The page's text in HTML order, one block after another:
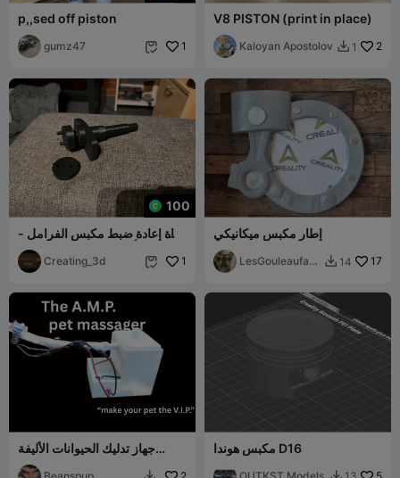
p,,sed off piston
gumz47  1
V8 PISTON (print in place)
Kaloyan Apostolov  1 2
100
أداة إعادة ضبط مكبس الفرامل -
أداة إعادة ضبط الفرامل
Creating_3d  1
إطار مكبس ميكانيكي
LesGouleaufami
 14 17
جهاز تدليك الحيوانات الأليفة
A.M.P.
مكبس هوندا D16